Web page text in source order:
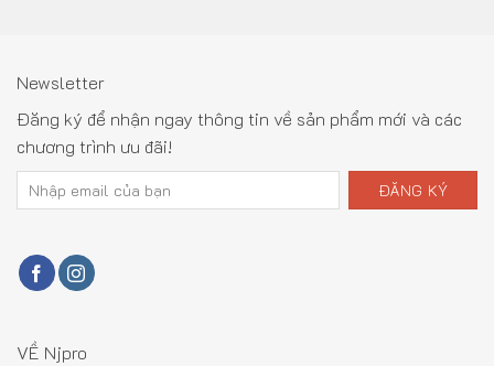
Newsletter
Đăng ký để nhận ngay thông tin về sản phẩm mới và các
chương trình ưu đãi!
VỀ Njpro